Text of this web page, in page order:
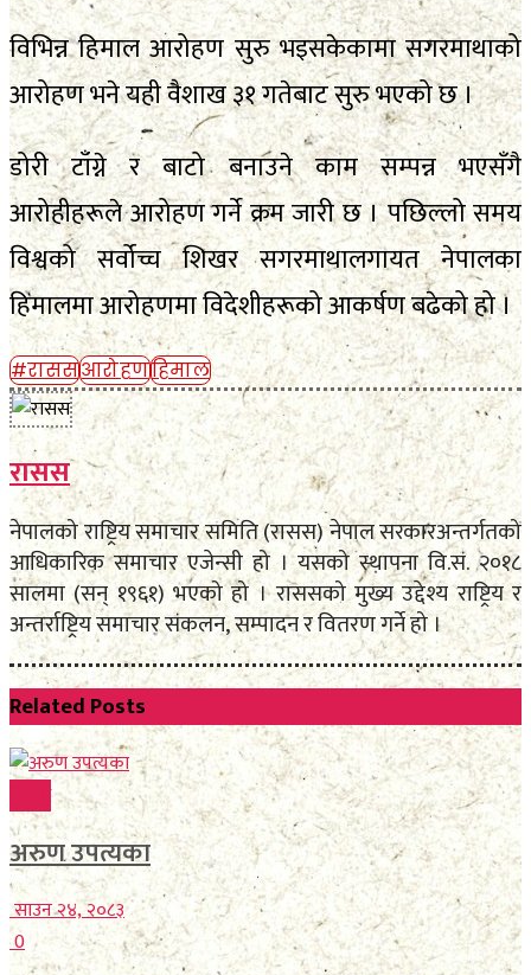
विभिन्न हिमाल आरोहण सुरु भइसकेकामा सगरमाथाको
आरोहण भने यही वैशाख ३१ गतेबाट सुरु भएको छ ।
डोरी टाँग्ने र बाटो बनाउने काम सम्पन्न भएसँगै
आरोहीहरूले आरोहण गर्ने क्रम जारी छ । पछिल्लो समय
विश्वको सर्वोच्च शिखर सगरमाथालगायत नेपालका
हिमालमा आरोहणमा विदेशीहरूको आकर्षण बढेको हो ।
#राससआरोहणहिमाल
रासस
नेपालको राष्ट्रिय समाचार समिति (रासस) नेपाल सरकारअन्तर्गतको
आधिकारिक समाचार एजेन्सी हो । यसको स्थापना वि.सं. २०१८
सालमा (सन् १९६१) भएको हो । राससको मुख्य उद्देश्य राष्ट्रिय र
अन्तर्राष्ट्रिय समाचार संकलन, सम्पादन र वितरण गर्ने हो ।
RelatedPosts
अरुण उपत्यका
साउन २४, २०८३
0